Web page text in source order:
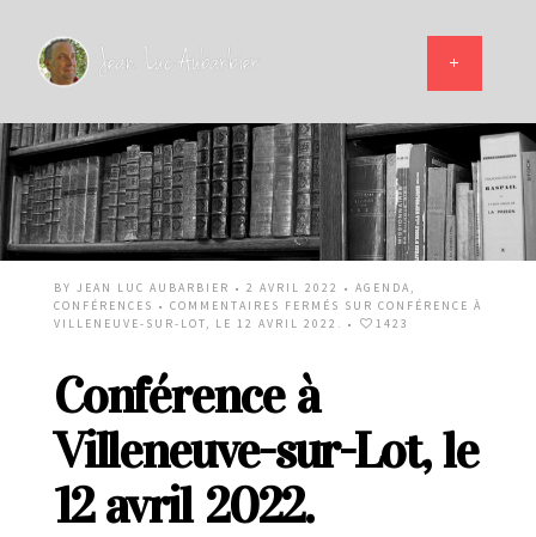
BY JEAN LUC AUBARBIER • 2 AVRIL 2022 • AGENDA,
CONFÉRENCES • COMMENTAIRES FERMÉS SUR CONFÉRENCE À
VILLENEUVE-SUR-LOT, LE 12 AVRIL 2022. • 1423
Conférence à
Villeneuve-sur-Lot, le
12 avril 2022.